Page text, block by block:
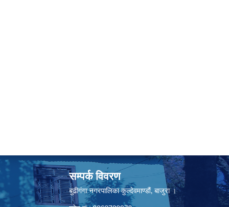
सम्पर्क विवरण
बुढीगंगा नगरपालिका कुल्देवमाण्डौं, बाजुरा ।